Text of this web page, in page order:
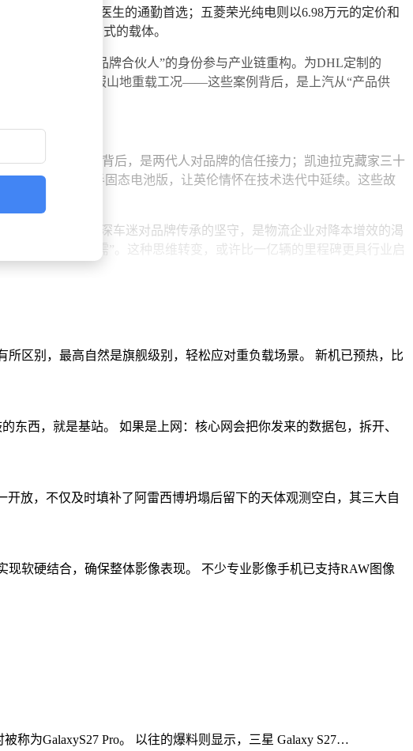
英国伦敦实习医生的通勤首选；五菱荣光纯电则以6.98万元的定价和
成为多元生活方式的载体。
车”，而是以“品牌合伙人”的身份参与产业链重构。为DHL定制的
岩新能源重卡征服山地重载工况——这些案例背后，是上汽从“产品供
航与置换补贴的背后，是两代人对品牌的信任接力；凯迪拉克藏家三十
国后复购MG4半固态电池版，让英伦情怀在技术迭代中延续。这些故
康的苛求，是资深车迷对品牌传承的坚守，是物流企业对降本增效的渴
群的“未言之需”。这种思维转变，或许比一亿辆的里程碑更具行业启
区别，最高自然是旗舰级别，轻松应对重负载场景。 新机已预热，比
西，就是基站。 如果是上网：核心网会把你发来的数据包，拆开、
放，不仅及时填补了阿雷西博坍塌后留下的天体观测空白，其三大自
软硬结合，确保整体影像表现。 不少专业影像手机已支持RAW图像
称为GalaxyS27 Pro。 以往的爆料则显示，三星 Galaxy S27…